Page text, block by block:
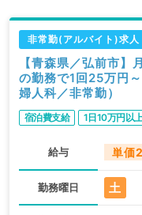
非常勤(アルバイト)求人
【青森県／弘前市
の勤務で1回25万円
婦人科／非常勤）
宿泊費支給 1日10万円以
給与 単価
勤務曜日 土